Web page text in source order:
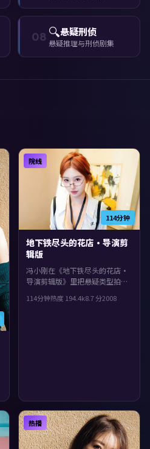
08 🔍悬疑刑侦
悬疑推理与刑侦剧集
114分钟
院线
地下铁尽头的花店·导演剪
辑版
冯小刚在《地下铁尽头的花店·
导演剪辑版》里把悬疑类型拍出
港，2008年与观众见面。主演包
114分钟热度 194.4k8.7分2008
热播